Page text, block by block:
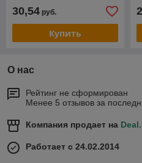
30,54 руб.
Купить
О нас
Рейтинг не сформирован
Менее 5 отзывов за
Компания продает на
Работает с 24.02.2014